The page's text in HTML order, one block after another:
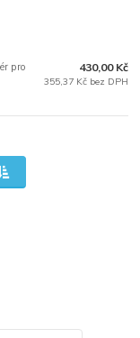
pro
430,00 Kč
355,37 Kč bez DPH